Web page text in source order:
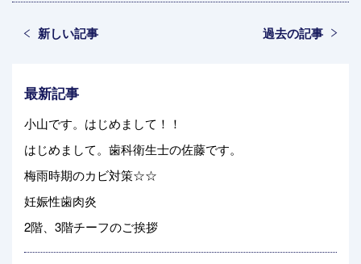
新しい記事 過去の記事
最新記事
小山です。はじめまして！！
はじめまして。歯科衛生士の佐藤です。
梅雨時期のカビ対策☆☆
妊娠性歯肉炎
2階、3階チーフのご挨拶